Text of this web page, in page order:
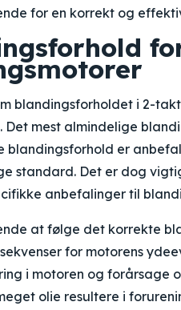
for en korrekt og
blandingsforholdet i 2-
mest almindelige
blandingsforhold er
standard. Det er dog
anbefalinger til
at følge det korrekte
for motorens
i motoren og forårsage
olie resultere i